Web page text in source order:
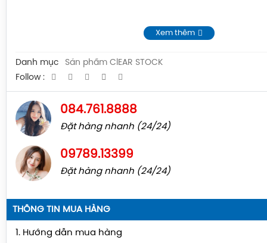
Xem thêm
Danh mục
Sản phẩm ClEAR STOCK
Follow :
084.761.8888
Đặt hàng nhanh (24/24)
09789.13399
Đặt hàng nhanh (24/24)
THÔNG TIN MUA HÀNG
1. Hướng dẫn mua hàng